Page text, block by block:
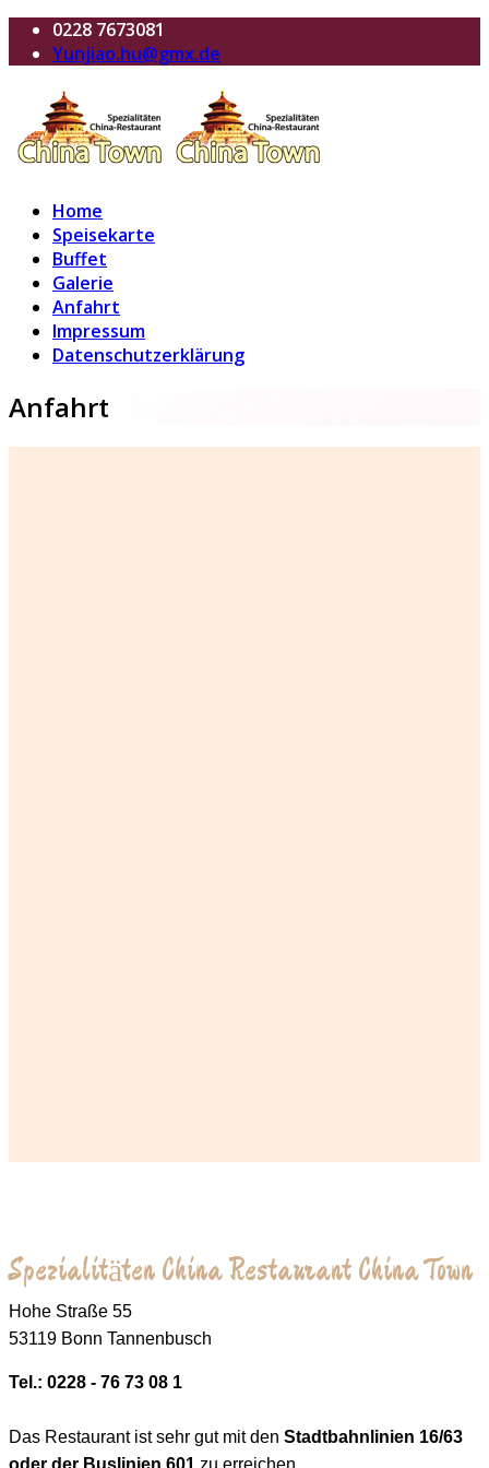
0228 7673081
Yunjiao.hu@gmx.de
Home
Speisekarte
Buffet
Galerie
Anfahrt
Impressum
Datenschutzerklärung
Anfahrt
Spezialitäten China Restaurant China Town
Hohe Straße 55
53119 Bonn Tannenbusch
Tel.: 0228 - 76 73 08 1
Das Restaurant ist sehr gut mit den Stadtbahnlinien 16/63
oder der Buslinien 601 zu erreichen.